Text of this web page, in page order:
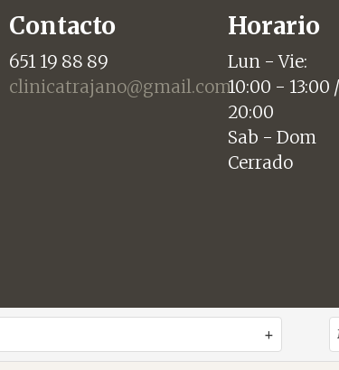
Contacto
651 19 88 89
clinicatrajano@gmail.com
Horario
Lun - Vie:
10:00 - 13:00
20:00
Sab - Dom
Cerrado